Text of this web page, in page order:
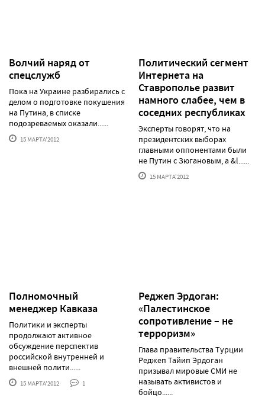
Волчий наряд от
спецслужб
Пока на Украине разбирались с
делом о подготовке покушения
на Путина, в списке
подозреваемых оказали......
15 МАРТА'2012
Политический сегмент
Интернета на
Ставрополье развит
намного слабее, чем в
соседних республиках
Эксперты говорят, что на
президентских выборах
главными оппонентами были
не Путин с Зюгановым, а &l......
15 МАРТА'2012
Полномочный
менеджер Кавказа
Политики и эксперты
продолжают активное
обсуждение перспектив
российской внутренней и
внешней полити......
15 МАРТА'2012 1
Реджеп Эрдоган:
«Палестинское
сопротивление – не
терроризм»
Глава правительства Турции
Реджеп Тайип Эрдоган
призывал мировые СМИ не
называть активистов и
бойцо......